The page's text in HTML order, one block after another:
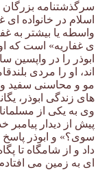
سرگذشتنامه
اسلام در خانواده
واسطه یا بیشتر به
ی غفاریه» است که
ابوذر را در واپسین
اند، او را مردی
مو و محاسنی سفید
های زندگی ابوذر،
وی به یکی از
پیش از دیدار پیامبر
سوی؟» و ابوذر
داد و از شامگاه تا
ای به زمین می